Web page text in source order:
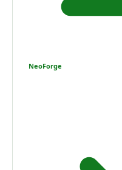
NeoForge